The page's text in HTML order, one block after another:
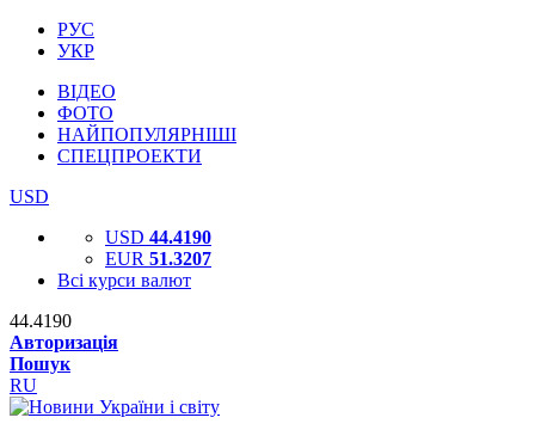
РУС
УКР
ВІДЕО
ФОТО
НАЙПОПУЛЯРНІШІ
СПЕЦПРОЕКТИ
USD
USD 44.4190
EUR 51.3207
Всі курси валют
44.4190
Авторизація
Пошук
RU